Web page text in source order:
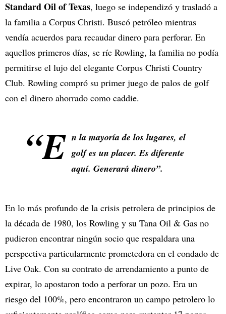
Standard Oil of Texas, luego se independizó y trasladó a
la familia a Corpus Christi. Buscó petróleo mientras
vendía acuerdos para recaudar dinero para perforar. En
aquellos primeros días, se ríe Rowling, la familia no podía
permitirse el lujo del elegante Corpus Christi Country
Club. Rowling compró su primer juego de palos de golf
con el dinero ahorrado como caddie.
“E n la mayoría de los lugares, el
golf es un placer. Es diferente
aquí. Generará dinero”.
En lo más profundo de la crisis petrolera de principios de
la década de 1980, los Rowling y su Tana Oil & Gas no
pudieron encontrar ningún socio que respaldara una
perspectiva particularmente prometedora en el condado de
Live Oak. Con su contrato de arrendamiento a punto de
expirar, lo apostaron todo a perforar un pozo. Era un
riesgo del 100%, pero encontraron un campo petrolero lo